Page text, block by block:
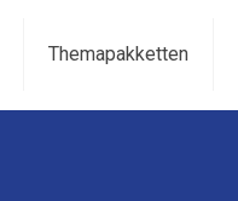
Themapakketten